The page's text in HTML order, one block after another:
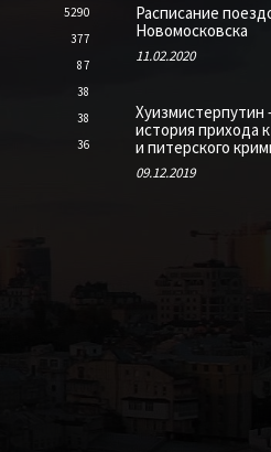
5290
377
87
38
38
36
Расписание
Новомосковска
11.02.2020
история прихода
и питерского
09.12.2019